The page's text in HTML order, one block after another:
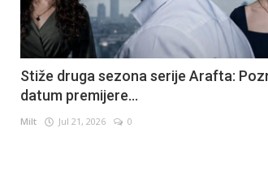
Stiže druga sezona serije Arafta:
datum premijere...
Milt Jul 21, 2026 0